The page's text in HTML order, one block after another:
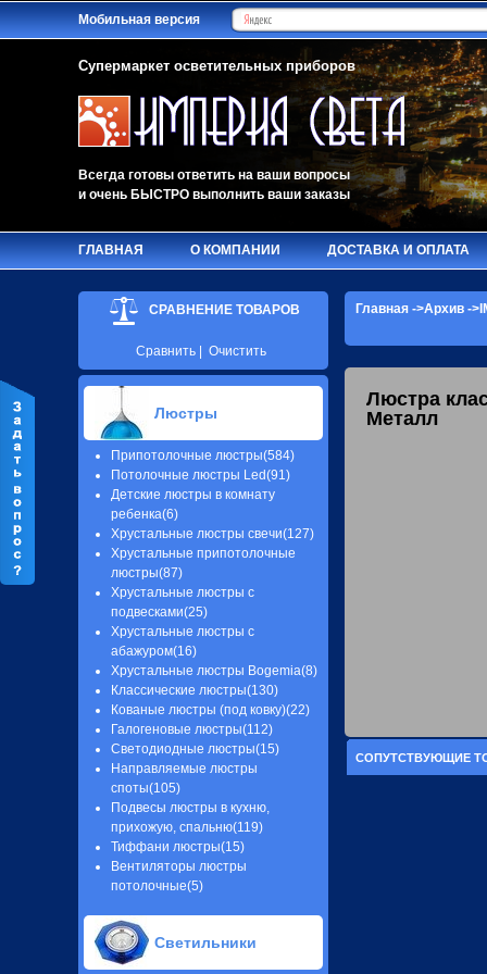
Мобильная версия
Супермаркет осветительных приборов
Всегда готовы ответить на ваши вопросы
и очень БЫСТРО выполнить ваши заказы
ГЛАВНАЯ О КОМПАНИИ ДОСТАВКА И ОПЛАТА
Главная ->Архив -
Люстра
Металл
СОПУТСТВУЮЩИЕ
СРАВНЕНИЕ ТОВАРОВ
Сравнить Очистить
Люстры
Припотолочные люстры(584)
Потолочные люстры Led(91)
Детские люстры в комнату
ребенка(6)
Хрустальные люстры свечи(127)
Хрустальные припотолочные
люстры(87)
Хрустальные люстры с
подвесками(25)
Хрустальные люстры с
абажуром(16)
Хрустальные люстры Bogemia(8)
Классические люстры(130)
Кованые люстры (под ковку)(22)
Галогеновые люстры(112)
Светодиодные люстры(15)
Направляемые люстры
споты(105)
Подвесы люстры в кухню,
прихожую, спальню(119)
Тиффани люстры(15)
Вентиляторы люстры
потолочные(5)
Светильники